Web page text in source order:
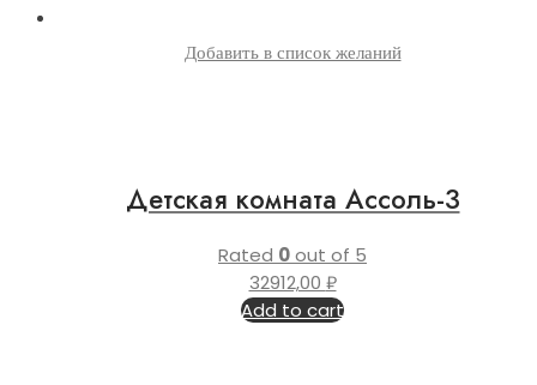
Добавить в список желаний
Детская комната Ассоль-3
Rated 0out of 5
32912,00 ₽
Add to cart